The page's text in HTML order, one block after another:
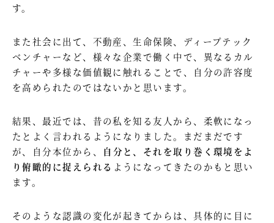
す。
また社会に出て、不動産、生命保険、ディープテック
ベンチャーなど、様々な企業で働く中で、異なるカル
チャーや多様な価値観に触れることで、自分の許容度
を高められたのではないかと思います。
結果、最近では、昔の私を知る友人から、柔軟になっ
たとよく言われるようになりました。まだまだです
が、自分本位から、 自分と、それを取り巻く環境をよ
り俯瞰的に捉えられる ようになってきたのかもと思い
ます。
そのような認識の変化が起きてからは、具体的に目に